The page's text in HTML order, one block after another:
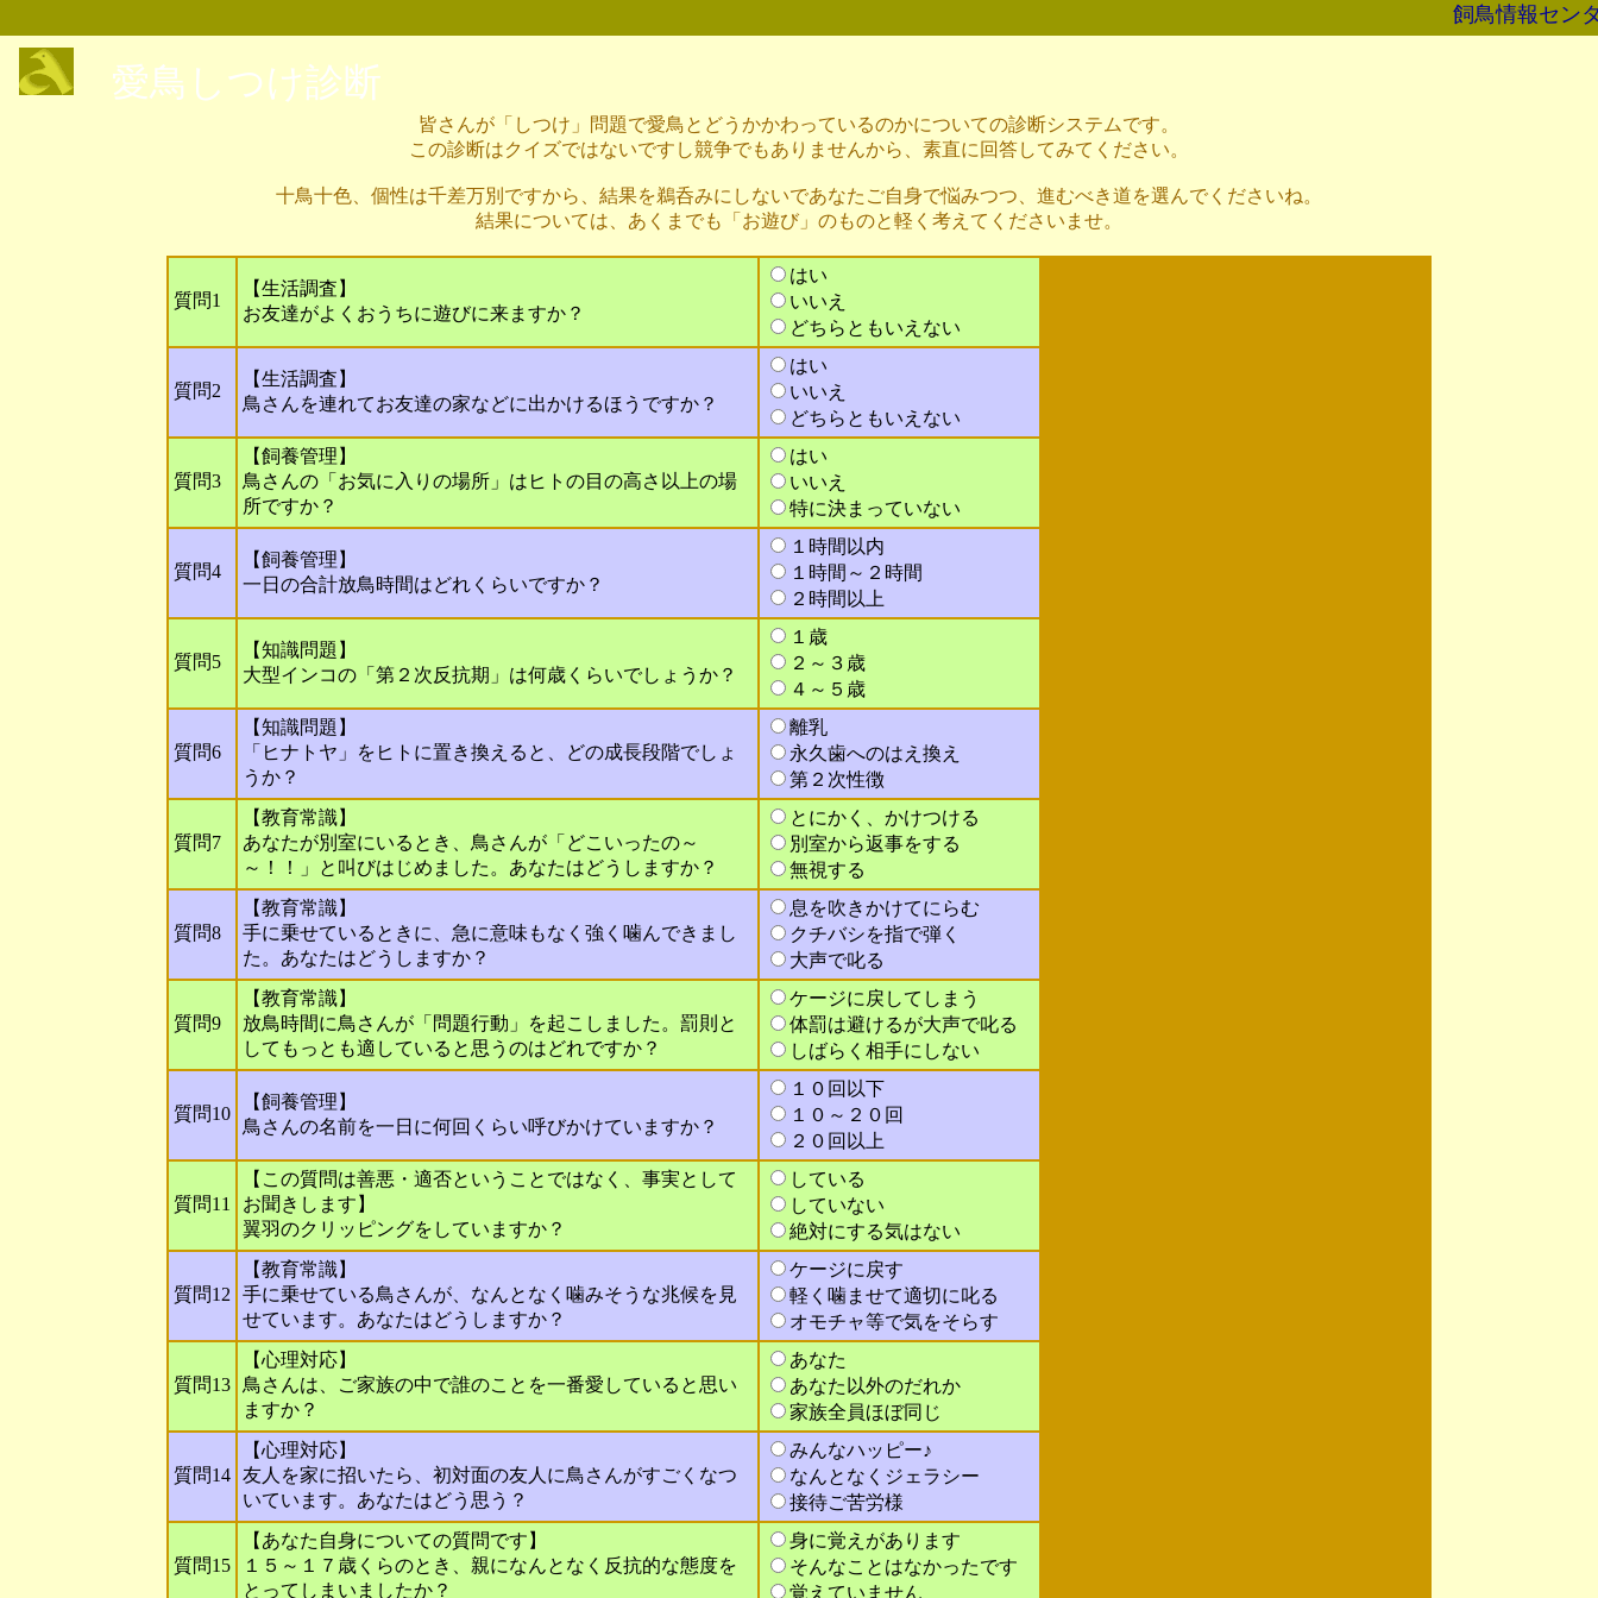
飼鳥情報セ
愛鳥しつけ診断
皆さんが「しつけ」問題で愛鳥とどうかかわっているのかについての診断システムです。
この診断はクイズではないですし競争でもありませんから、素直に回答してみてください。
十鳥十色、個性は千差万別ですから、結果を鵜呑みにしないであなたご自身で悩みつつ、進むべき道を選んでくださいね。
結果については、あくまでも「お遊び」のものと軽く考えてくださいませ。
質問1
【生活調査】
お友達がよくおうちに遊びに来ますか？
はい
いいえ
どちらともいえない
質問2
【生活調査】
鳥さんを連れてお友達の家などに出かけるほうですか？
はい
いいえ
どちらともいえない
質問3
【飼養管理】
鳥さんの「お気に入りの場所」はヒトの目の高さ以上の場
所ですか？
はい
いいえ
特に決まっていない
質問4
【飼養管理】
一日の合計放鳥時間はどれくらいですか？
１時間以内
１時間～２時間
２時間以上
質問5
【知識問題】
大型インコの「第２次反抗期」は何歳くらいでしょうか？
１歳
２～３歳
４～５歳
質問6
【知識問題】
「ヒナトヤ」をヒトに置き換えると、どの成長段階でしょ
うか？
離乳
永久歯へのはえ換え
第２次性徴
質問7
【教育常識】
あなたが別室にいるとき、鳥さんが「どこいったの～
～！！」と叫びはじめました。あなたはどうしますか？
とにかく、かけつける
別室から返事をする
無視する
質問8
【教育常識】
手に乗せているときに、急に意味もなく強く噛んできまし
た。あなたはどうしますか？
息を吹きかけてにらむ
クチバシを指で弾く
大声で叱る
質問9
【教育常識】
放鳥時間に鳥さんが「問題行動」を起こしました。罰則と
してもっとも適していると思うのはどれですか？
ケージに戻してしまう
体罰は避けるが大声で叱る
しばらく相手にしない
質問10
【飼養管理】
鳥さんの名前を一日に何回くらい呼びかけていますか？
１０回以下
１０～２０回
２０回以上
質問11
【この質問は善悪・適否ということではなく、事実として
お聞きします】
翼羽のクリッピングをしていますか？
している
していない
絶対にする気はない
質問12
【教育常識】
手に乗せている鳥さんが、なんとなく噛みそうな兆候を見
せています。あなたはどうしますか？
ケージに戻す
軽く噛ませて適切に叱る
オモチャ等で気をそらす
質問13
【心理対応】
鳥さんは、ご家族の中で誰のことを一番愛していると思い
ますか？
あなた
あなた以外のだれか
家族全員ほぼ同じ
質問14
【心理対応】
友人を家に招いたら、初対面の友人に鳥さんがすごくなつ
いています。あなたはどう思う？
みんなハッピー♪
なんとなくジェラシー
接待ご苦労様
質問15
【あなた自身についての質問です】
１５～１７歳くらのとき、親になんとなく反抗的な態度を
とってしまいましたか？
身に覚えがあります
そんなことはなかったです
覚えていません